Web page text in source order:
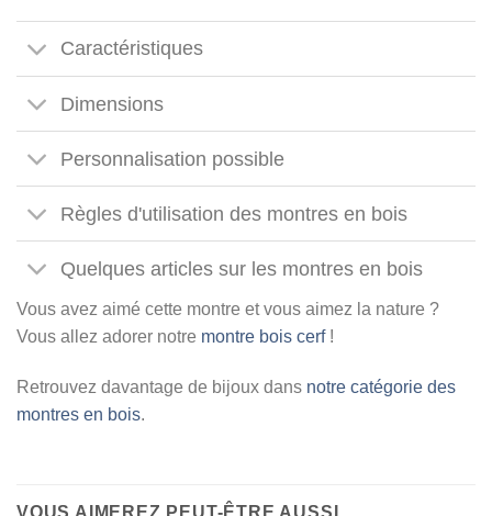
Caractéristiques
Dimensions
Personnalisation possible
Règles d'utilisation des montres en bois
Quelques articles sur les montres en bois
Vous avez aimé cette montre et vous aimez la nature ?
Vous allez adorer notre montre bois cerf!
Retrouvez davantage de bijoux dans notre catégorie des
montres en bois.
VOUS AIMEREZ PEUT-ÊTRE AUSSI…